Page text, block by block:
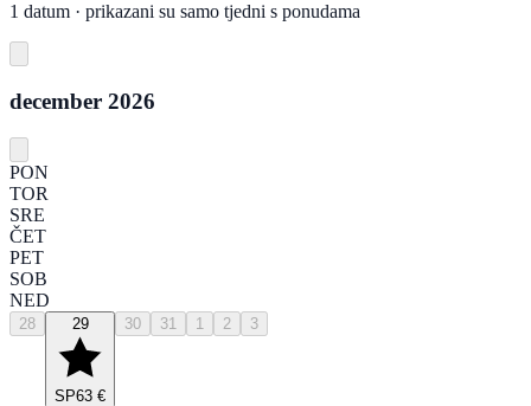
1 datum · prikazani su samo tjedni s ponudama
december 2026
PON
TOR
SRE
ČET
PET
SOB
NED
28 29
SP63 €
30 31 1 2 3